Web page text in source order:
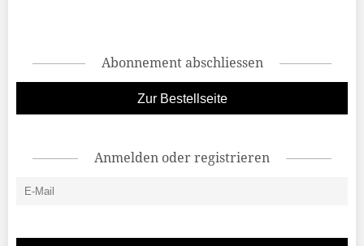
Abonnement abschliessen
Zur Bestellseite
Anmelden oder registrieren